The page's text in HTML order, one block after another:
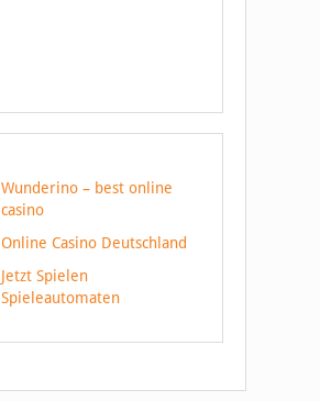
Wunderino – best online
casino
Online Casino Deutschland
Jetzt Spielen
Spieleautomaten